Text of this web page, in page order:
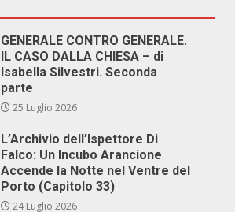
GENERALE CONTRO GENERALE.
IL CASO DALLA CHIESA – di
Isabella Silvestri. Seconda
parte
25 Luglio 2026
L’Archivio dell’Ispettore Di
Falco: Un Incubo Arancione
Accende la Notte nel Ventre del
Porto (Capitolo 33)
24 Luglio 2026